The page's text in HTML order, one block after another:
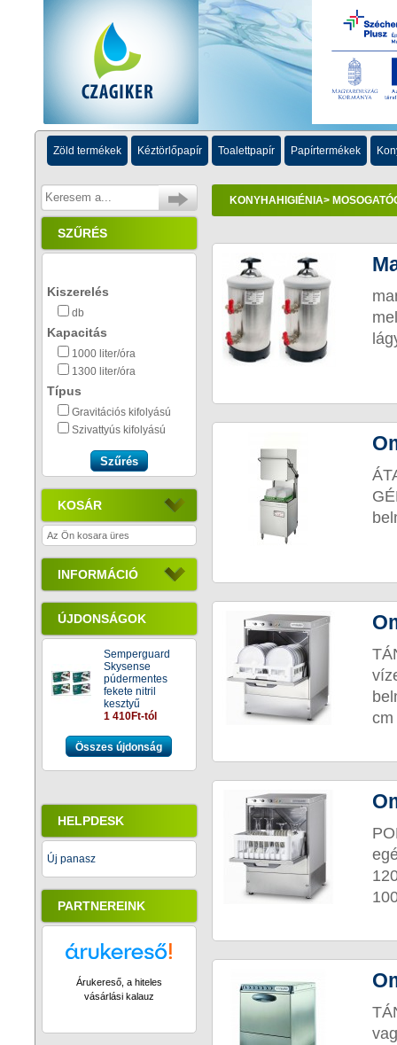
Zöld termékek Kéztörlőpapír Toalettpapír Papírtermékek
SZŰRÉS
Kiszerelés
db
Kapacitás
1000 liter/óra
1300 liter/óra
Típus
Gravitációs kifolyású
Szivattyús kifolyású
KOSÁR
Az Ön kosara üres
INFORMÁCIÓ
ÚJDONSÁGOK
Semperguard
Skysense
púdermentes
fekete nitril
kesztyű
1 410Ft-tól
Összes újdonság
HELPDESK
Új panasz
PARTNEREINK
Árukereső, a hiteles
vásárlási kalauz
KONYHAHIGIÉNIA>
cm